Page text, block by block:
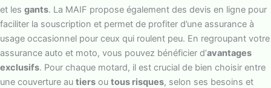
et les gants. La MAIF propose également des devis en ligne pour
faciliter la souscription et permet de profiter d’une assurance à
usage occasionnel pour ceux qui roulent peu. En regroupant votre
assurance auto et moto, vous pouvez bénéficier d’avantages
exclusifs. Pour chaque motard, il est crucial de bien choisir entre
une couverture au tiers ou tous risques, selon ses besoins et